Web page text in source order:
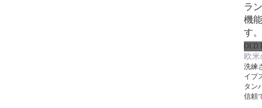
ラ
機
す。
OLD
欧
洗練
イプ
タン
信頼